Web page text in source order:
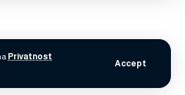
Privatnost
Accept